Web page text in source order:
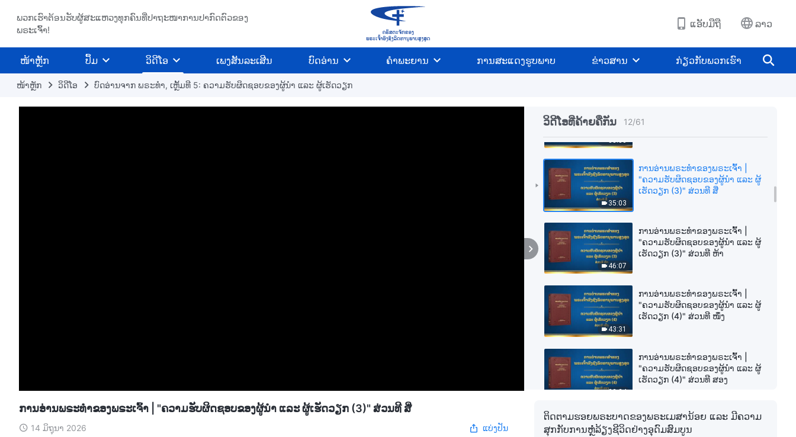
ພວກເຮົາຕ້ອນຮັບຜູ້ສະແຫວງທຸກຄົນທີ່ປາຖະໜາການປາກົດຕົວຂອງ
ພຣະເຈົ້າ!
ແອັບມືຖື ລາວ
​ໜ້າຫຼັກ ປຶ້ມ ວິ​ດີ​ໂອ ເພງສັນລະເສີນ ບົດອ່ານ ຄຳພະຍານ ການສະແດງຮູບພາບ ຂ່າວສານ ກ່ຽວກັບພວກເຮົາ
ໜ້າຫຼັກ ​ວິ​ດີ​ໂອ ບົດອ່ານຈາກ ພຣະທຳ, ເຫຼັ້ມທີ 5: ຄວາມຮັບຜິດຊອບຂອງຜູ້ນໍາ ແລະ ຜູ້ເຮັດວຽກ
ວິດີໂອທີ່ຄ້າຍຄືກັນ 12/61
"ຄວາມຮັບຜິດຊອບຂອງຜູ້ນໍາ ແລະ ຜູ້
ເຮັດວຽກ (3)" ສ່ວນທີ ສອງ
33:30
ເຮັດວຽກ (3)" ສ່ວນທີ ສາມ
35:03
ການອ່ານພຣະທຳຂອງພຣະເຈົ້າ |
"ຄວາມຮັບຜິດຊອບຂອງຜູ້ນໍາ ແລະ ຜູ້
ເຮັດວຽກ (3)" ສ່ວນທີ ສີ່
46:07
ການອ່ານພຣະທຳຂອງພຣະເຈົ້າ |
"ຄວາມຮັບຜິດຊອບຂອງຜູ້ນໍາ ແລະ ຜູ້
ເຮັດວຽກ (3)" ສ່ວນທີ ຫ້າ
43:31
ການອ່ານພຣະທຳຂອງພຣະເຈົ້າ |
"ຄວາມຮັບຜິດຊອບຂອງຜູ້ນໍາ ແລະ ຜູ້
ເຮັດວຽກ (4)" ສ່ວນທີ ໜຶ່ງ
32:24
ການອ່ານພຣະທຳຂອງພຣະເຈົ້າ |
"ຄວາມຮັບຜິດຊອບຂອງຜູ້ນໍາ ແລະ ຜູ້
ເຮັດວຽກ (4)" ສ່ວນທີ ສອງ
ການອ່ານພຣະທຳຂອງພຣະເຈົ້າ |
"ຄວາມຮັບຜິດຊອບຂອງຜູ້ນໍາ ແລະ ຜູ້
ການອ່ານພຣະທຳຂອງພຣະເຈົ້າ | "ຄວາມຮັບຜິດຊອບຂອງຜູ້ນໍາ ແລະ ຜູ້ເຮັດວຽກ (3)" ສ່ວນທີ ສີ່
14 ມິຖຸນາ 2026 ແບ່ງປັນ
ຕິດຕາມຮອຍພຣະບາດຂອງພຣະເມສານ້ອຍ ແລະ ມີຄວາມ
ສຸກກັບການຫຼໍ່ລ້ຽງຊີວິດຢ່າງອຸດົມສົມບູນ